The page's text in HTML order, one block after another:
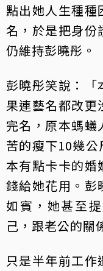
點出她人生種種
名，於是把身份
仍維持彭曉彤。
彭曉彤笑說：「
果連藝名都改更
完名，原本螞蟻
苦的瘦下10幾
本有點卡卡的婚
錢給她花用。彭
如賓，她甚至
己，跟老公的關
只是半年前工作